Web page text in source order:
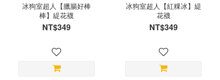
冰狗室超人【臘腸好棒
棒】緹花襪
NT$349
冰狗室超人【紅粿冰】緹
花襪
NT$349